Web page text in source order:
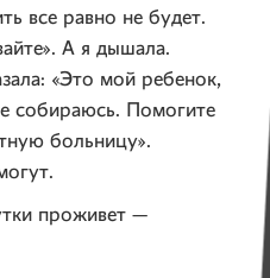
все равно не будет.
А я дышала.
«Это мой ребенок,
собираюсь. Помогите
больницу».
проживет —